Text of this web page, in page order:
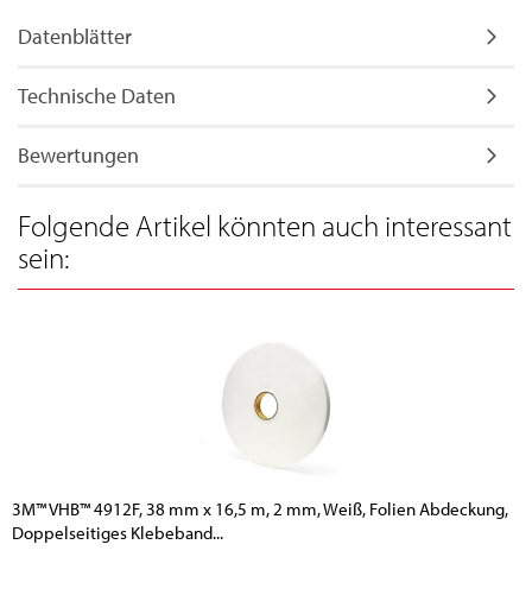
Datenblätter
Technische Daten
Bewertungen
Folgende Artikel könnten auch interessant
sein:
3M™ VHB™ 4912F, 38 mm x 16,5 m, 2 mm, Weiß, Folien Abdeckung,
Doppelseitiges Klebeband...